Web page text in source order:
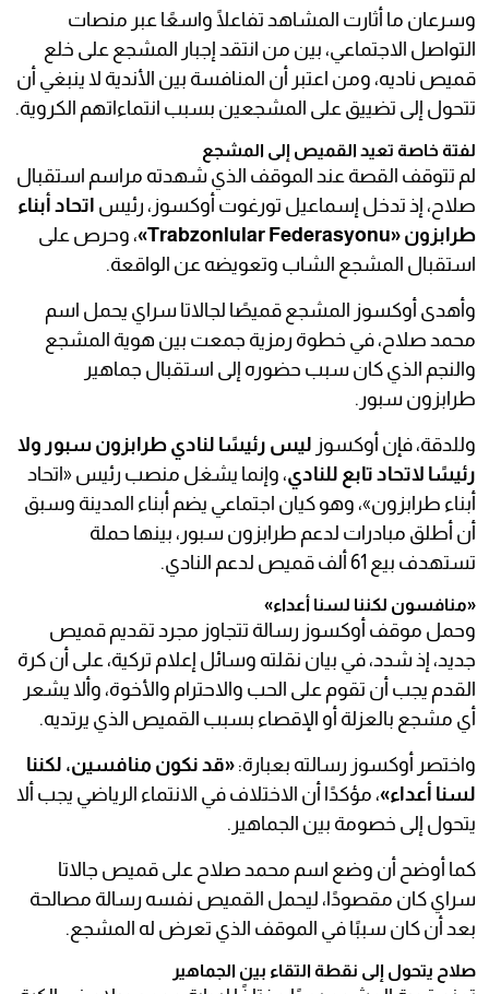
وسرعان ما أثارت المشاهد تفاعلًا واسعًا عبر منصات
التواصل الاجتماعي، بين من انتقد إجبار المشجع على خلع
قميص ناديه، ومن اعتبر أن المنافسة بين الأندية لا ينبغي أن
تتحول إلى تضييق على المشجعين بسبب انتماءاتهم الكروية.
لفتة خاصة تعيد القميص إلى المشجع
لم تتوقف القصة عند الموقف الذي شهدته مراسم استقبال
صلاح، إذ تدخل إسماعيل تورغوت أوكسوز، رئيس اتحاد أبناء
طرابزون «Trabzonlular Federasyonu»
، وحرص على
استقبال المشجع الشاب وتعويضه عن الواقعة.
وأهدى أوكسوز المشجع قميصًا لجالاتا سراي يحمل اسم
محمد صلاح، في خطوة رمزية جمعت بين هوية المشجع
والنجم الذي كان سبب حضوره إلى استقبال جماهير
طرابزون سبور.
وللدقة، فإن أوكسوز ليس رئيسًا لنادي طرابزون سبور ولا
رئيسًا لاتحاد تابع للنادي، وإنما يشغل منصب رئيس «اتحاد
أبناء طرابزون»، وهو كيان اجتماعي يضم أبناء المدينة وسبق
أن أطلق مبادرات لدعم طرابزون سبور، بينها حملة
تستهدف بيع 61 ألف قميص لدعم النادي.
«منافسون لكننا لسنا أعداء»
وحمل موقف أوكسوز رسالة تتجاوز مجرد تقديم قميص
جديد، إذ شدد، في بيان نقلته وسائل إعلام تركية، على أن كرة
القدم يجب أن تقوم على الحب والاحترام والأخوة، وألا يشعر
أي مشجع بالعزلة أو الإقصاء بسبب القميص الذي يرتديه.
واختصر أوكسوز رسالته بعبارة: «قد نكون منافسين، لكننا
لسنا أعداء»، مؤكدًا أن الاختلاف في الانتماء الرياضي يجب ألا
يتحول إلى خصومة بين الجماهير.
كما أوضح أن وضع اسم محمد صلاح على قميص جالاتا
سراي كان مقصودًا، ليحمل القميص نفسه رسالة مصالحة
بعد أن كان سببًا في الموقف الذي تعرض له المشجع.
صلاح يتحول إلى نقطة التقاء بين الجماهير